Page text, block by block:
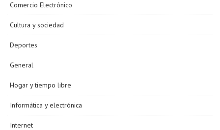
Comercio Electrónico
Cultura y sociedad
Deportes
General
Hogar y tiempo libre
Informática y electrónica
Internet